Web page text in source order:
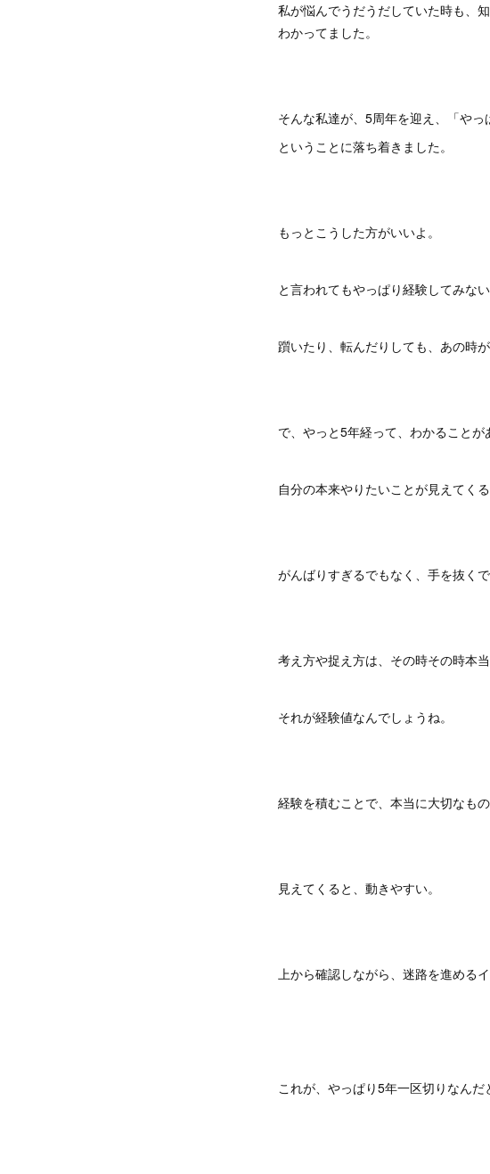
私が悩んでうだうだしていた時も、
わかってました。
そんな私達が、5周年を迎え、「やっ
ということに落ち着きました。
もっとこうした方がいいよ。
と言われてもやっぱり経験してみな
躓いたり、転んだりしても、あの時
で、やっと5年経って、わかることが
自分の本来やりたいことが見えてくる
がんばりすぎるでもなく、手を抜く
考え方や捉え方は、その時その時本当
それが経験値なんでしょうね。
経験を積むことで、本当に大切なもの
見えてくると、動きやすい。
上から確認しながら、迷路を進めるイ
これが、やっぱり5年一区切りなんだ